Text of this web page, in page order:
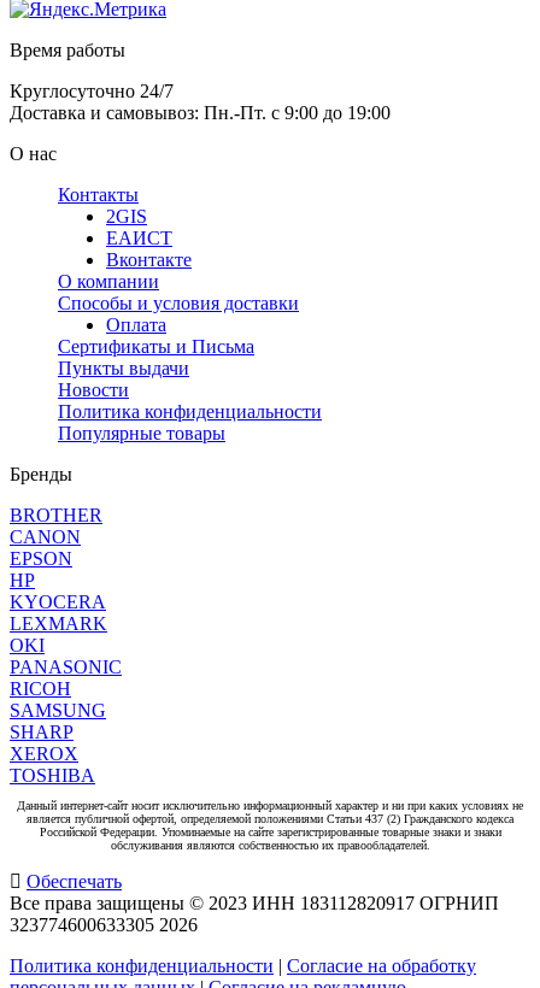
Время работы
Круглосуточно 24/7
Доставка и самовывоз: Пн.-Пт. с 9:00 до 19:00
О нас
Контакты
2GIS
ЕАИСТ
Вконтакте
О компании
Способы и условия доставки
Оплата
Сертификаты и Письма
Пункты выдачи
Новости
Политика конфиденциальности
Популярные товары
Бренды
BROTHER
CANON
EPSON
HP
KYOCERA
LEXMARK
OKI
PANASONIC
RICOH
SAMSUNG
SHARP
XEROX
TOSHIBA
Данный интернет-сайт носит исключительно информационный характер и ни при каких условиях не
является публичной офертой, определяемой положениями Статьи 437 (2) Гражданского кодекса
Российской Федерации. Упоминаемые на сайте зарегистрированные товарные знаки и знаки
обслуживания являются собственностью их правообладателей.
Обеспечать
Все права защищены © 2023 ИНН 183112820917 ОГРНИП
323774600633305 2026
Политика конфиденциальности | Согласие на обработку